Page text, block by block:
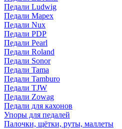
Педали Ludwig
Педали Mapex
Педали Nux
Педали PDP
Педали Pearl
Педали Roland
Педали Sonor
Педали Tama
Педали Tamburo
Педали TJW
Педали Zowag
Педали для кахонов
Упоры для педалей
Палочки, щётки, руты, маллеты